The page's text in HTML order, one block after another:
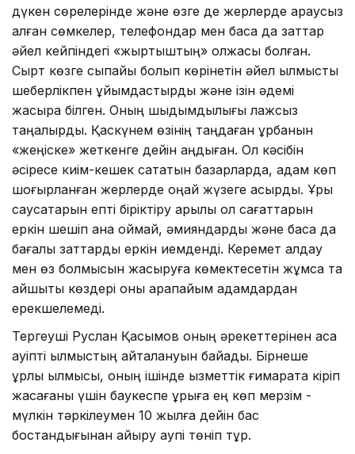
дүкен сөрелерінде және өзге де жерлерде қараусыз
қалған сөмкелер, телефондар мен басқа да заттар
әйел кейпіндегі «жыртқыштың» олжасы болған.
Сырт көзге сыпайы болып көрінетін әйел қылмысты
шеберлікпен ұйымдастырды және ізін әдемі
жасыра білген. Оның шыдымдылығы лажсыз
таңқалырды. Қаскүнем өзінің таңдаған құрбанын
«жеңіске» жеткенге дейін аңдыған. Ол кәсібін
әсіресе киім-кешек сататын базарларда, адам көп
шоғырланған жерлерде оңай жүзеге асырды. Ұры
саусақтарын епті біріктіру арқылы қол сағаттарын
еркін шешіп қана қоймай, әмияндарды және басқа да
бағалы заттарды еркін иемденді. Керемет алдау
мен өз болмысын жасыруға көмектесетін жұмсақ та
айшықты көздері оны қарапайым адамдардан
ерекшелемеді.
Тергеуші Руслан Қасымов оның әрекеттерінен аса
қауіпті қылмыстың қайталануын байқады. Бірнеше
ұрлық қылмысы, оның ішінде қызметтік ғимаратқа кіріп
жасағаны үшін баукеспе ұрыға ең көп мерзім -
мүлкін тәркілеумен 10 жылға дейін бас
бостандығынан айыру қаупі төніп тұр.